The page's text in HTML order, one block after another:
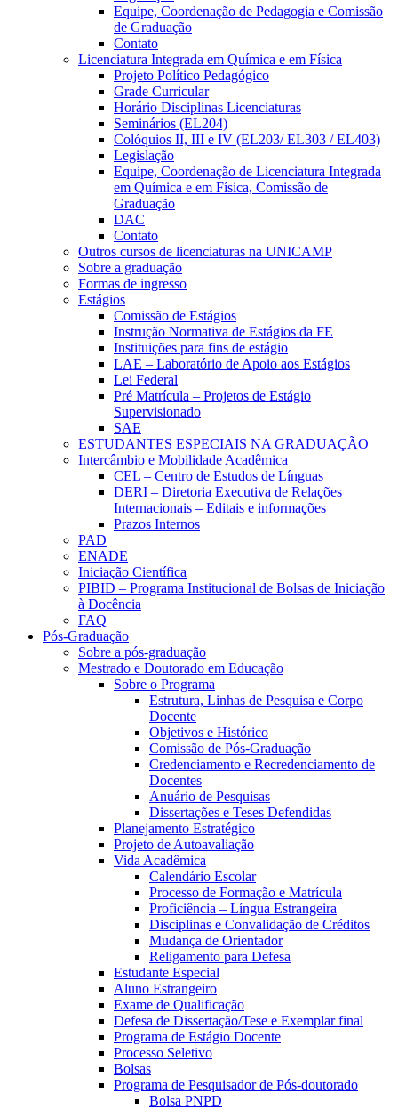
Equipe, Coordenação de Pedagogia e Comissão
de Graduação
Contato
Licenciatura Integrada em Química e em Física
Projeto Político Pedagógico
Grade Curricular
Horário Disciplinas Licenciaturas
Seminários (EL204)
Colóquios II, III e IV (EL203/ EL303 / EL403)
Legislação
Equipe, Coordenação de Licenciatura Integrada
em Química e em Física, Comissão de
Graduação
DAC
Contato
Outros cursos de licenciaturas na UNICAMP
Sobre a graduação
Formas de ingresso
Estágios
Comissão de Estágios
Instrução Normativa de Estágios da FE
Instituições para fins de estágio
LAE – Laboratório de Apoio aos Estágios
Lei Federal
Pré Matrícula – Projetos de Estágio
Supervisionado
SAE
ESTUDANTES ESPECIAIS NA GRADUAÇÃO
Intercâmbio e Mobilidade Acadêmica
CEL – Centro de Estudos de Línguas
DERI – Diretoria Executiva de Relações
Internacionais – Editais e informações
Prazos Internos
PAD
ENADE
Iniciação Científica
PIBID – Programa Institucional de Bolsas de Iniciação
à Docência
FAQ
Pós-Graduação
Sobre a pós-graduação
Mestrado e Doutorado em Educação
Sobre o Programa
Estrutura, Linhas de Pesquisa e Corpo
Docente
Objetivos e Histórico
Comissão de Pós-Graduação
Credenciamento e Recredenciamento de
Docentes
Anuário de Pesquisas
Dissertações e Teses Defendidas
Planejamento Estratégico
Projeto de Autoavaliação
Vida Acadêmica
Calendário Escolar
Processo de Formação e Matrícula
Proficiência – Língua Estrangeira
Disciplinas e Convalidação de Créditos
Mudança de Orientador
Religamento para Defesa
Estudante Especial
Aluno Estrangeiro
Exame de Qualificação
Defesa de Dissertação/Tese e Exemplar final
Programa de Estágio Docente
Processo Seletivo
Bolsas
Programa de Pesquisador de Pós-doutorado
Bolsa PNPD